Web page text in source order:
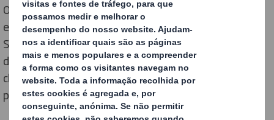
Os componentes eletrónicos requerem uma proteção
especial durante o armazenamento e o transporte.
Selecionar a embalagem errada pode ser um erro
dispendioso. Fatores como descargas eletrostáticas,
choques, vibrações ou condições ambientais adversas
podem comprometer a sua integridade: